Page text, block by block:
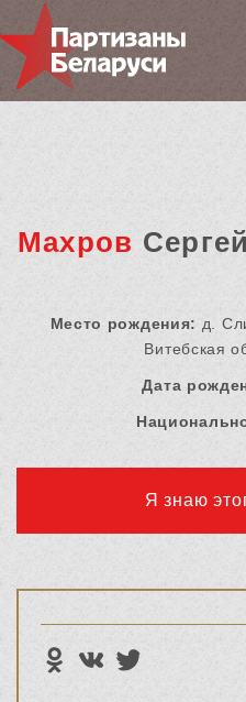
Махров
Место рождения: д.
Витебская
Дата
Я знаю